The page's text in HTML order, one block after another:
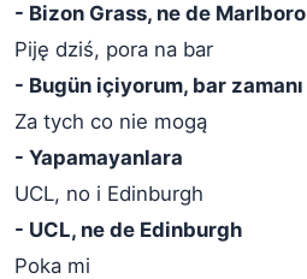
- Bizon Grass, ne de Marlboro
Piję dziś, pora na bar
- Bugün içiyorum, bar zamanı
Za tych co nie mogą
- Yapamayanlara
UCL, no i Edinburgh
- UCL, ne de Edinburgh
Poka mi